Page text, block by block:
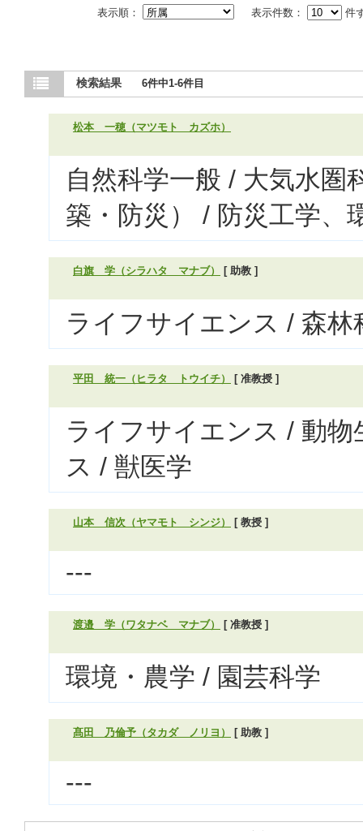
表示順： 表示件数： 件
検索結果 6件中1-6件目
松本 一穂（マツモト カズホ）
自然科学一般 / 大気水圏
築・防災） / 防災工学、
白旗 学（シラハタ マナブ） [ 助教 ]
ライフサイエンス / 森林
平田 統一（ヒラタ トウイチ） [ 准教授 ]
ライフサイエンス / 動
ス / 獣医学
山本 信次（ヤマモト シンジ） [ 教授 ]
---
渡邉 学（ワタナベ マナブ） [ 准教授 ]
環境・農学 / 園芸科学
髙田 乃倫予（タカダ ノリヨ） [ 助教 ]
---